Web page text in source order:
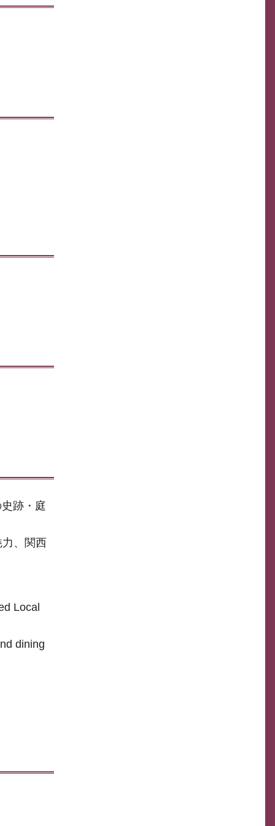
跡・庭
、関西
Local
dining